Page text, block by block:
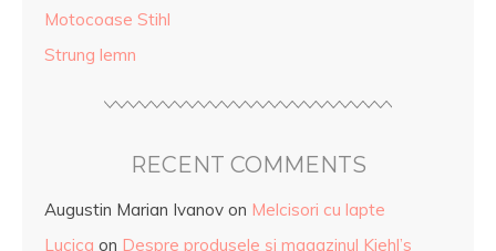
Motocoase Stihl
Strung lemn
RECENT COMMENTS
Augustin Marian Ivanov on Melcisori cu lapte
Lucica on Despre produsele și magazinul Kiehl’s